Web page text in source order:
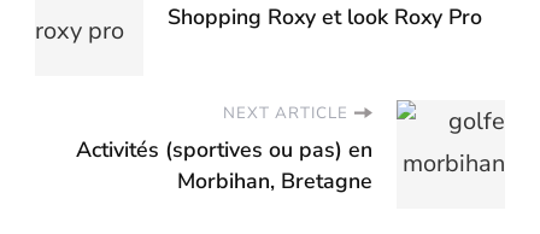
Shopping Roxy et look Roxy Pro
NEXT ARTICLE
Activités (sportives ou pas) en
Morbihan, Bretagne